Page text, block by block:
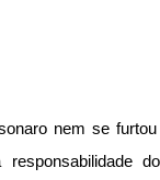
nem se